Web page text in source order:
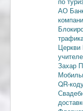
АО
Церкви
Захар
QR-